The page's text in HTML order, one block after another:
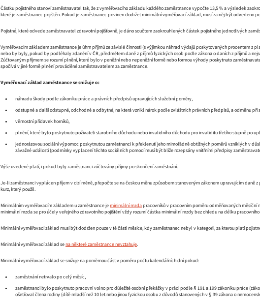
Částku pojistného stanoví zaměstnavatel tak, že z vyměřovacího základu každého zaměstnance vypočte 13,5 % a výsledek
které je zaměstnanec pojištěn. Pokud je zaměstnanec povinen dodržet minimální vyměřovací základ, musí za něj být odvedeno
Pojistné, které odvede zaměstnavatel zdravotní pojišťovně, je dáno součtem zaokrouhlených částek pojistného jednotlivých
Vyměřovacím základem zaměstnance je úhrn příjmů ze závislé činnosti (s výjimkou náhrad výdajů poskytovaných procentem z
nebo by byly, pokud by podléhaly zdanění v ČR, předmětem daně z příjmů fyzických osob podle zákona o daních z příjmů a
Zúčtovaným příjmem se rozumí plnění, které bylo v peněžní nebo nepeněžní formě nebo formou výhody poskytnuto
spočívá v jiné formě plnění prováděné zaměstnavatelem za zaměstnance.
Vyměřovací základ zaměstnance se snižuje o:
náhradu škody podle zákoníku práce a právních předpisů upravujících služební poměry,
odstupné a další odstupné, odchodné a odbytné, na která vznikl nárok podle zvláštních právních předpisů, a odměnu
věrnostní přídavek horníků,
plnění, které bylo poskytnuto poživateli starobního důchodu nebo invalidního důchodu pro invaliditu třetího stupně po
jednorázovou sociální výpomoc poskytnutou zaměstnanci k překlenutí jeho mimořádně obtížných poměrů vzniklých v
závažné události (podmínky vyplacení těchto sociálních pomocí musí být blíže rozepsány vnitřními předpisy
Výše uvedené platí, i pokud byly zaměstnanci zúčtovány příjmy po skončení zaměstnání.
Je-li zaměstnanci vyplácen příjem v cizí měně, přepočte se na českou měnu způsobem stanoveným zákonem upravujícím daně
kurz, který použil.
Minimálním vyměřovacím základem u zaměstnance jeminimální mzdapracovníků v pracovním poměru odměňovaných
minimální mzda se pro účely veřejného zdravotního pojištění vždy rozumí částka minimální mzdy bez ohledu na délku
Minimální vyměřovací základ musí být dodržen pouze v té části měsíce, kdy zaměstnanec nebyl v kategorii, za kterou platí
Minimální vyměřovací základ sena některé zaměstnance nevztahuje.
Minimální vyměřovací základ se snižuje na poměrnou část v poměru počtu kalendářních dní pokud:
zaměstnání netrvalo po celý měsíc,
zaměstnanci bylo poskytnuto pracovní volno pro důležité osobní překážky v práci podle § 191 a 199 zákoníku práce
ošetřoval člena rodiny (dítě mladší než 10 let nebo jinou fyzickou osobu z důvodů stanovených v § 39 zákona o